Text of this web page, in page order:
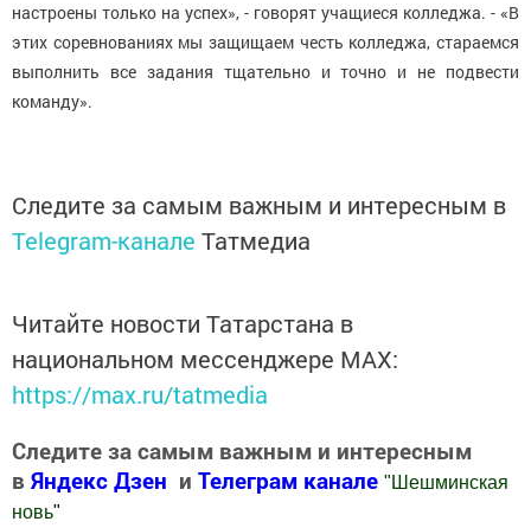
настроены только на успех», - говорят учащиеся колледжа. - «В
этих соревнованиях мы защищаем честь колледжа, стараемся
выполнить все задания тщательно и точно и не подвести
команду».
Следите за самым важным и интересным в
Telegram-канале Татмедиа
Читайте новости Татарстана в
национальном мессенджере MАХ:
https://max.ru/tatmedia
Следите за самым важным и интересным
в Яндекс Дзен и Телеграм канале " Шешминская
новь"